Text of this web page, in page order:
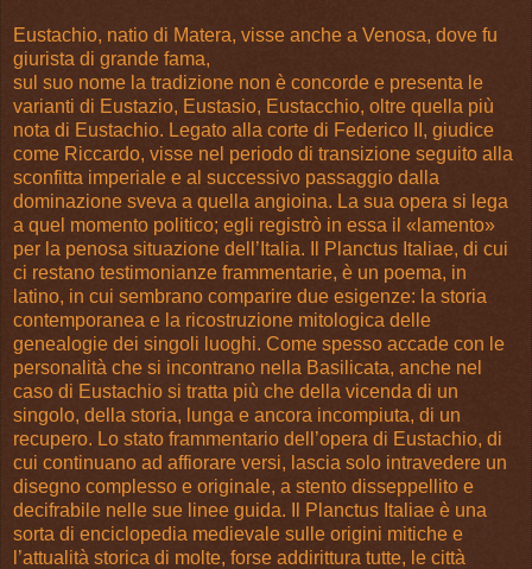
Eustachio, natio di Matera, visse anche a Venosa, dove fu
giurista di grande fama,
sul suo nome la tradizione non è concorde e presenta le
varianti di Eustazio, Eustasio, Eustacchio, oltre quella più
nota di Eustachio. Legato alla corte di Federico II, giudice
come Riccardo, visse nel periodo di transizione seguito alla
sconfitta imperiale e al successivo passaggio dalla
dominazione sveva a quella angioina. La sua opera si lega
a quel momento politico; egli registrò in essa il «lamento»
per la penosa situazione dell’Italia. Il Planctus Italiae, di cui
ci restano testimonianze frammentarie, è un poema, in
latino, in cui sembrano comparire due esigenze: la storia
contemporanea e la ricostruzione mitologica delle
genealogie dei singoli luoghi. Come spesso accade con le
personalità che si incontrano nella Basilicata, anche nel
caso di Eustachio si tratta più che della vicenda di un
singolo, della storia, lunga e ancora incompiuta, di un
recupero. Lo stato frammentario dell’opera di Eustachio, di
cui continuano ad affiorare versi, lascia solo intravedere un
disegno complesso e originale, a stento disseppellito e
decifrabile nelle sue linee guida. Il Planctus Italiae è una
sorta di enciclopedia medievale sulle origini mitiche e
l’attualità storica di molte, forse addirittura tutte, le città